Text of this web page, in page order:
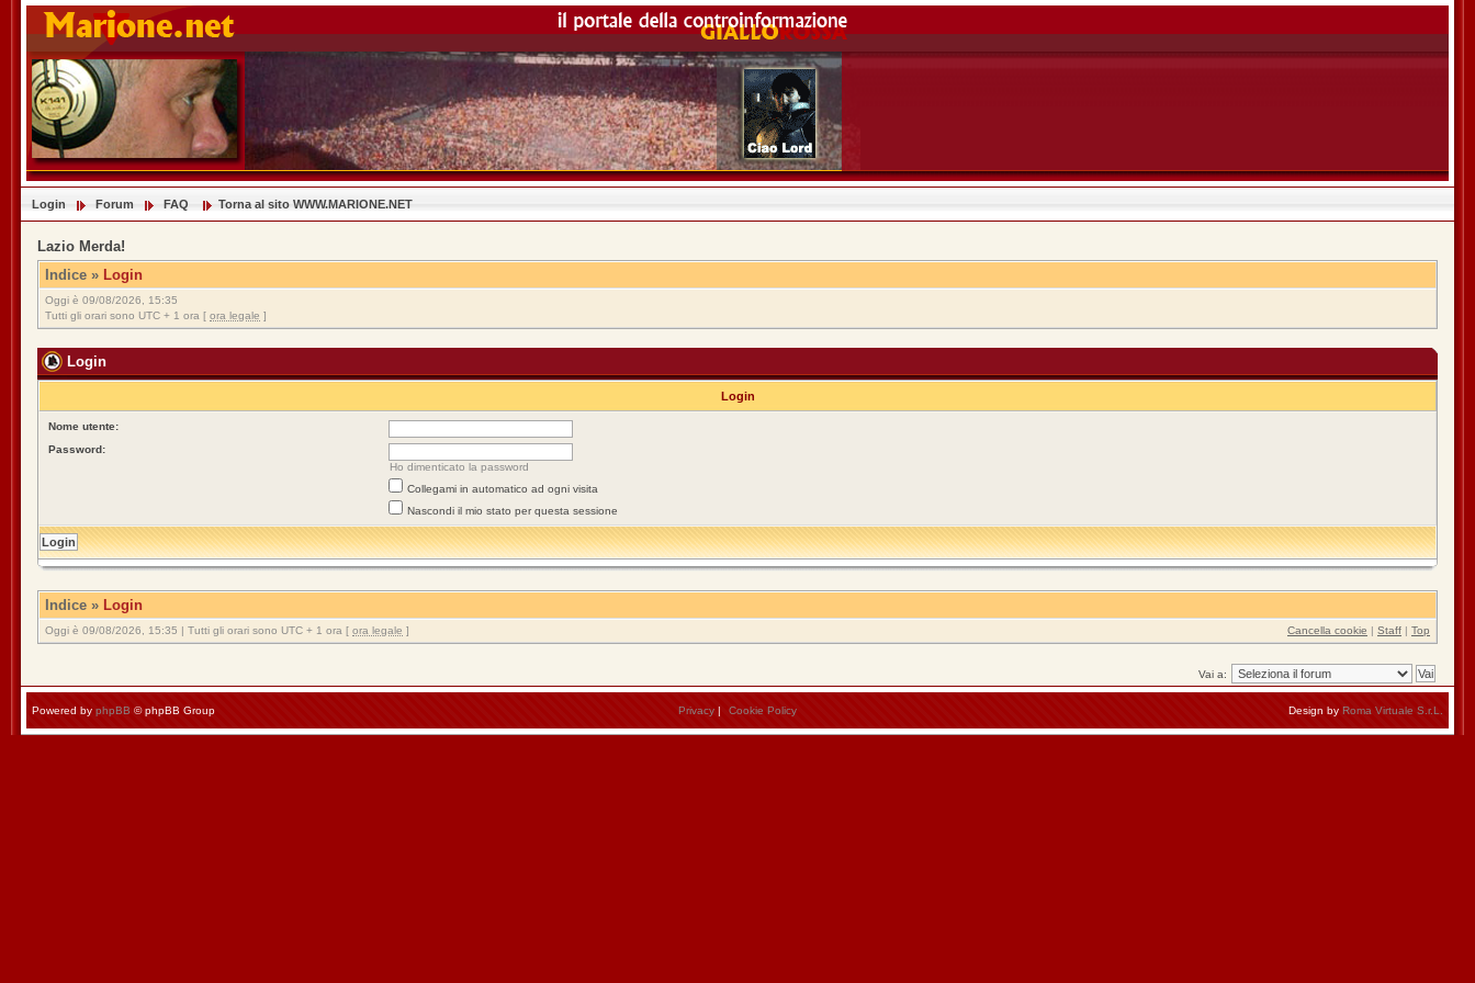
Login Forum FAQ Torna al sito WWW.MARIONE.NET
Lazio Merda!
Indice » Login
Oggi è 09/08/2026, 15:35
Tutti gli orari sono UTC + 1 ora [ ora legale ]
Login
Login
Nome utente:
Password:
Ho dimenticato la password
Collegami in automatico ad ogni visita
Nascondi il mio stato per questa sessione
Indice » Login
Oggi è 09/08/2026, 15:35 | Tutti gli orari sono UTC + 1 ora [ ora legale ] Cancella cookie | Staff | Top
Vai a:
Powered by phpBB © phpBB Group Privacy | Cookie Policy Design by Roma Virtuale S.r.L.